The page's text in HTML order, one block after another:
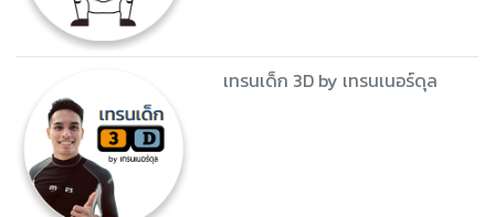
เทรนเด็ก 3D by เทรนเนอร์ดุล